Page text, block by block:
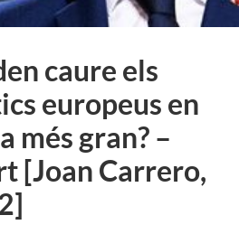
caure els
europeus en
més gran? –
[Joan Carrero,